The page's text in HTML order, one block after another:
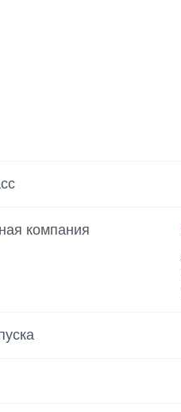
компания